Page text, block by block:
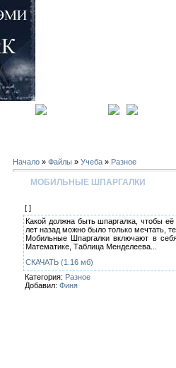
Начало » Файлы » Учеба » Разное
МОБИЛЬНЫЕ ШПАРГАЛКИ
[ ]
Какой должна быть шпаргалка, чтобы
лет назад можно было только мечтать,
Мобильные Шпаргалки включают в
Математике, Таблица Менделеева...
СКАЧАТЬ (1.16 мб)
Категория: Разное
Добавил: Финя